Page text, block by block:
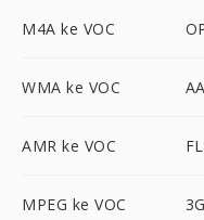
M4A ke VOC
WMA ke VOC
AMR ke VOC
MPEG ke VOC